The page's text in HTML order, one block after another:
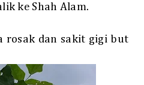
ke Shah Alam.
rosak dan sakit gigi but